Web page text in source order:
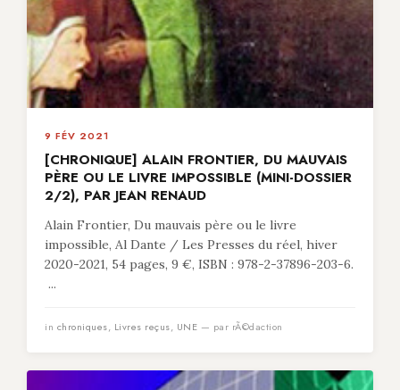
9 FÉV 2021
[CHRONIQUE] ALAIN FRONTIER, DU MAUVAIS
PÈRE OU LE LIVRE IMPOSSIBLE (MINI-DOSSIER
2/2), PAR JEAN RENAUD
Alain Frontier, Du mauvais père ou le livre
impossible, Al Dante / Les Presses du réel, hiver
2020-2021, 54 pages, 9 €, ISBN : 978-2-37896-203-6.
...
in chroniques, Livres reçus, UNE — par rÃ©daction